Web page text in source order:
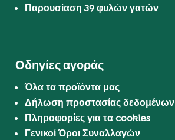
Παρουσίαση 39 φυλών γατών
Οδηγίες αγοράς
Όλα τα προϊόντα μας
Δήλωση προστασίας δεδομένων
Πληροφορίες για τα cookies
Γενικοί Όροι Συναλλαγών